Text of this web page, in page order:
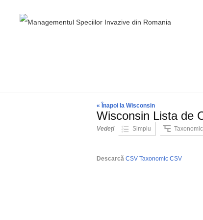
Înapoi la Wisconsin
Wisconsin Lista de
Vedeți Simplu
Descarcă CSV Taxonomic CSV